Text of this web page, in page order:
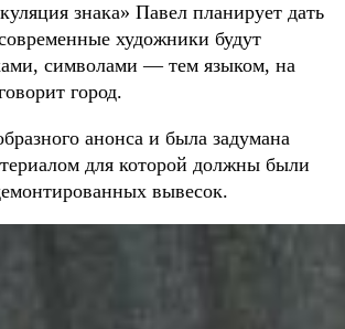
знака» Павел планирует дать
художники будут
символами — тем языком, на
город.
анонса и была задумана
для которой должны были
вывесок.